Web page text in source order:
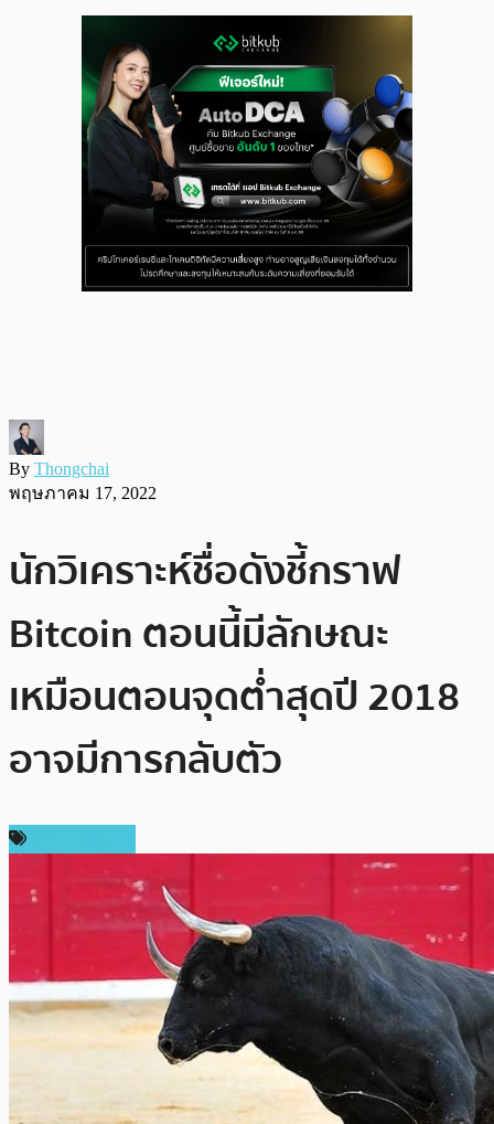
By Thongchai
พฤษภาคม 17, 2022
นักวิเคราะห์ชื่อดังชี้กราฟ
Bitcoin ตอนนี้มีลักษณะ
เหมือนตอนจุดต่ำสุดปี 2018
อาจมีการกลับตัว